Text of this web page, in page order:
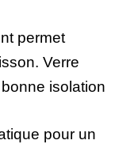
permet
Verre
isolation
pour un